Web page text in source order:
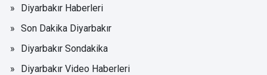
Diyarbakır Haberleri
Son Dakika Diyarbakır
Diyarbakır Sondakika
Diyarbakır Video Haberleri